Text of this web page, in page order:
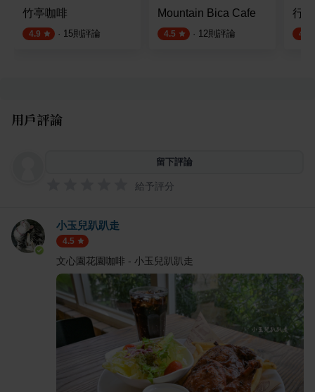
竹亭咖啡
4.9 · 15則評論
Mountain Bica Cafe
4.5 · 12則評論
行
4.5
用戶評論
留下評論
給予評分
小玉兒趴趴走
4.5
文心園花園咖啡 - 小玉兒趴趴走